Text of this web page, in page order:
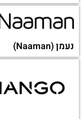
נעמן (Naaman)